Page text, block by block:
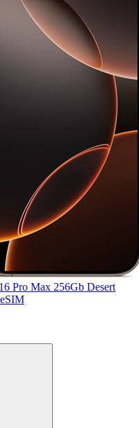
Pro Max 256Gb Desert